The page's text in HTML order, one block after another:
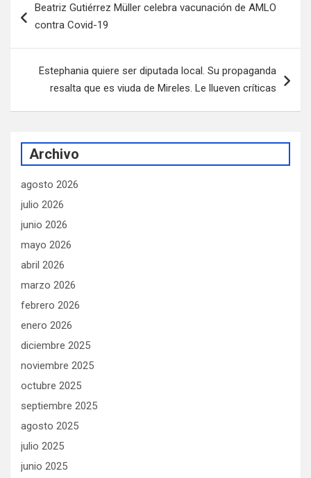
de
Beatriz Gutiérrez Müller celebra vacunación de AMLO
contra Covid-19
Estephania quiere ser diputada local. Su propaganda
resalta que es viuda de Mireles. Le llueven críticas
Archivo
agosto 2026
julio 2026
junio 2026
mayo 2026
abril 2026
marzo 2026
febrero 2026
enero 2026
diciembre 2025
noviembre 2025
octubre 2025
septiembre 2025
agosto 2025
julio 2025
junio 2025